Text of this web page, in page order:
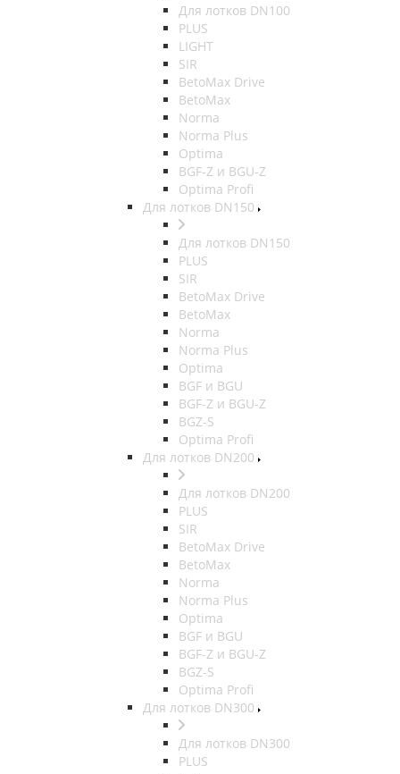
Для лотков DN100
PLUS
LIGHT
SIR
BetoMax Drive
BetoMax
Norma
Norma Plus
Optima
BGF-Z и BGU-Z
Optima Profi
Для лотков DN150
Для лотков DN150
PLUS
SIR
BetoMax Drive
BetoMax
Norma
Norma Plus
Optima
BGF и BGU
BGF-Z и BGU-Z
BGZ-S
Optima Profi
Для лотков DN200
Для лотков DN200
PLUS
SIR
BetoMax Drive
BetoMax
Norma
Norma Plus
Optima
BGF и BGU
BGF-Z и BGU-Z
BGZ-S
Optima Profi
Для лотков DN300
Для лотков DN300
PLUS